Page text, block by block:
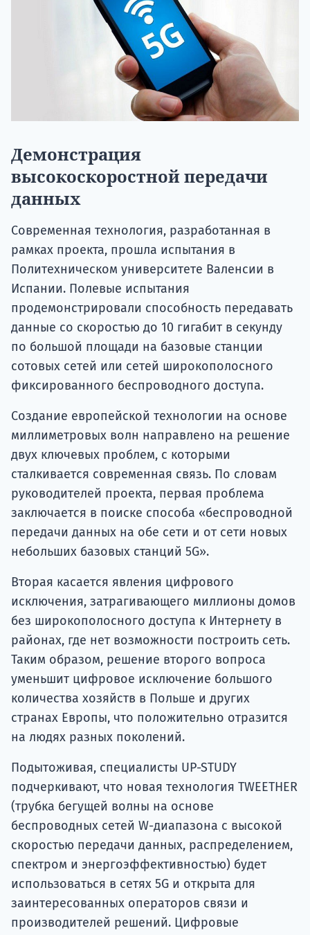
Демонстрация
высокоскоростной передачи
данных
Современная технология, разработанная в
рамках проекта, прошла испытания в
Политехническом университете Валенсии в
Испании. Полевые испытания
продемонстрировали способность передавать
данные со скоростью до 10 гигабит в секунду
по большой площади на базовые станции
сотовых сетей или сетей широкополосного
фиксированного беспроводного доступа.
Создание европейской технологии на основе
миллиметровых волн направлено на решение
двух ключевых проблем, с которыми
сталкивается современная связь. По словам
руководителей проекта, первая проблема
заключается в поиске способа «беспроводной
передачи данных на обе сети и от сети новых
небольших базовых станций 5G».
Вторая касается явления цифрового
исключения, затрагивающего миллионы домов
без широкополосного доступа к Интернету в
районах, где нет возможности построить сеть.
Таким образом, решение второго вопроса
уменьшит цифровое исключение большого
количества хозяйств в Польше и других
странах Европы, что положительно отразится
на людях разных поколений.
Подытоживая, специалисты UP-STUDY
подчеркивают, что новая технология TWEETHER
(трубка бегущей волны на основе
беспроводных сетей W-диапазона с высокой
скоростью передачи данных, распределением,
спектром и энергоэффективностью) будет
использоваться в сетях 5G и открыта для
заинтересованных операторов связи и
производителей решений. Цифровые